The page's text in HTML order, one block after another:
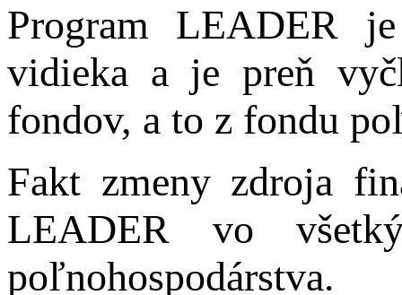
Program LEADER
vidieka a je preň
fondov, a to z fondu
Fakt zmeny zdroja
LEADER vo
poľnohospodárstva.